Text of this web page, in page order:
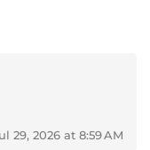
29, 2026 at 8:59 AM